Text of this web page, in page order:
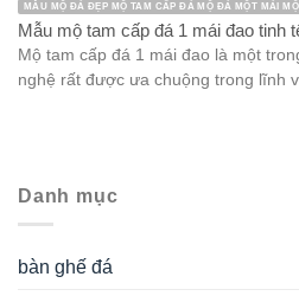
MẪU MỘ ĐÁ ĐẸP MỘ TAM CẤP ĐÁ MỘ ĐÁ MỘT MÁI
Mẫu mộ tam cấp đá 1 mái đao tinh
Mộ tam cấp đá 1 mái đao là một
nghệ rất được ưa chuộng trong lĩnh
Danh mục
bàn ghế đá